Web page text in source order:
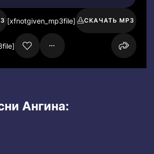
[xfnotgiven_mp3file] СКАЧАТЬ MP3
Ангина: